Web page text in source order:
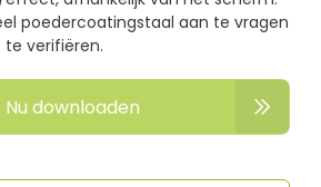
poedercoatingstaal aan te vragen
verifiëren.
Nu downloaden